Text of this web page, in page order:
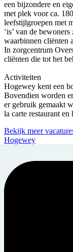
een bijzondere en
met plek voor ca.
leefstijlgroepen met
‘is’ van de
waarbinnen cliënten
In zorgcentrum
cliënten die tot het
Activiteiten
Hogewey kent een
Bovendien worden
er gebruik gemaakt
la carte restaurant
Bekijk meer
Hogewey